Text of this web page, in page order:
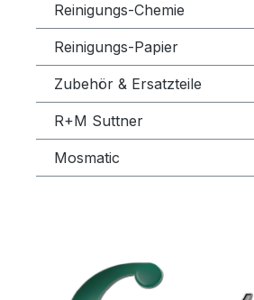
Reinigungs-Chemie
Reinigungs-Papier
Zubehör & Ersatzteile
R+M Suttner
Mosmatic